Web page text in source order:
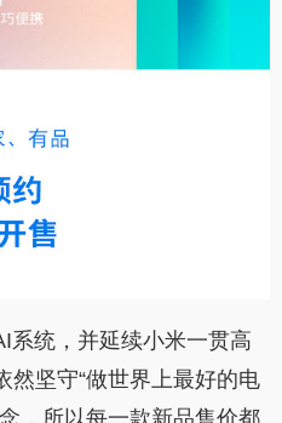
系统，并延续小米一贯高
然坚守“做世界上最好的电